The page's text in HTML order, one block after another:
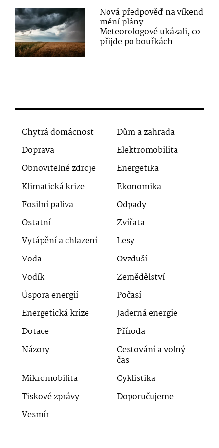
Nová předpověď na víkend
mění plány.
Meteorologové ukázali, co
přijde po bouřkách
Chytrá domácnost
Dům a zahrada
Doprava
Elektromobilita
Obnovitelné zdroje
Energetika
Klimatická krize
Ekonomika
Fosilní paliva
Odpady
Ostatní
Zvířata
Vytápění a chlazení
Lesy
Voda
Ovzduší
Vodík
Zemědělství
Úspora energií
Počasí
Energetická krize
Jaderná energie
Dotace
Příroda
Názory
Cestování a volný
čas
Mikromobilita
Cyklistika
Tiskové zprávy
Doporučujeme
Vesmír